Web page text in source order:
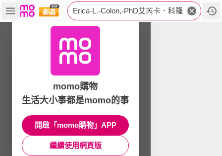
Erica-L.-Colon,-PhD艾芮卡．科隆
momo購物
生活大小事都是momo的事
開啟「momo購物」APP
繼續使用網頁版